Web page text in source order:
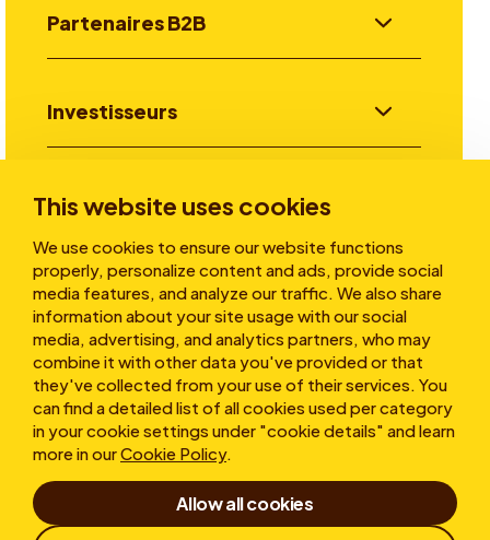
This website uses cookies
We use cookies to ensure our website functions
properly, personalize content and ads, provide social
media features, and analyze our traffic. We also share
information about your site usage with our social
media, advertising, and analytics partners, who may
combine it with other data you've provided or that
they've collected from your use of their services. You
can find a detailed list of all cookies used per category
in your cookie settings under "cookie details" and learn
more in ourCookie Policy.
Allow all cookies
Partenaires B2B
Investisseurs
Aller plus loin
A propos
Conditions d’utilisation
Déclaration de confidentialité